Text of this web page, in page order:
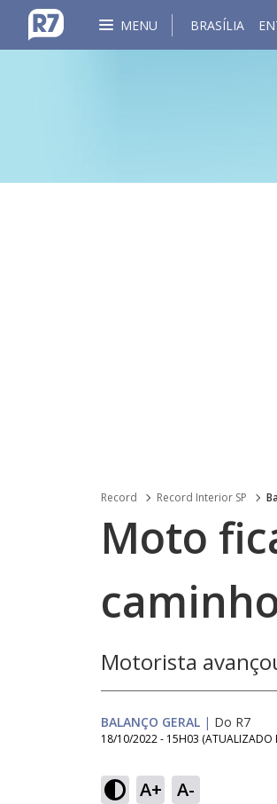
MENU BRASÍLIA
Record Record Interior SP
Moto
Motorista
BALANÇO GERAL | Do R7
18/10/2022 - 15H03 (ATUALIZADO
A+ A-